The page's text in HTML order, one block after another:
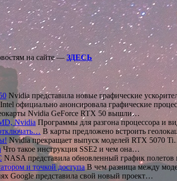
на сайте — ЗДЕСЬ
Nvidia представила новые графические
Intel официально анонсировала графические
Nvidia GeForce RTX 50 вышли…
Nvidia Программы для разгона процессора и
В карты предложено встроить
Nvidia прекращает выпуск моделей RTX 5070
Что такое инструкция SSE2 и чем она…
NASA представила обновленный график
и точкой доступаВ чем разница между
Google представила свой новый проект…